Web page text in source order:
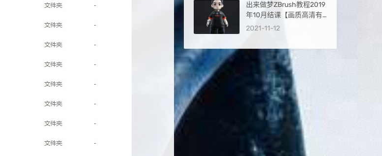
出来做梦ZBrush教程2019
年10月结课【画质高清有
素材】
2021-11-12